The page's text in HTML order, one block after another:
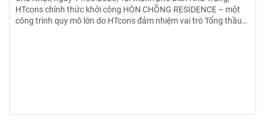
HTcons chính thức khởi công HÒN CHỒNG RESIDENCE – một
công trình quy mô lớn do HTcons đảm nhiệm vai trò Tổng thầu